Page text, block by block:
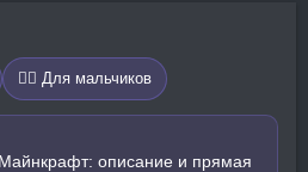
🧍‍♂️ Для мальчиков
описание и прямая